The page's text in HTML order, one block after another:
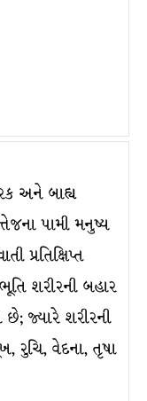
અને બાહ્ય
પામી મનુષ્ય
પ્રતિક્ષિપ્ત
શરીરની બહાર
છે; જ્યારે શરીરની
રુચિ, વેદના, તૃષા